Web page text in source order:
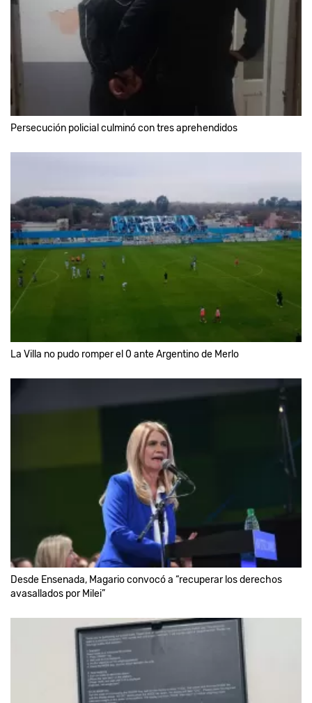
Persecución policial culminó con tres aprehendidos
La Villa no pudo romper el 0 ante Argentino de Merlo
Desde Ensenada, Magario convocó a “recuperar los derechos
avasallados por Milei”